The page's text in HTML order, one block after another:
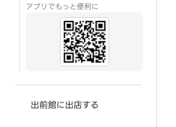
アプリでもっと便利に
出前館に出店する